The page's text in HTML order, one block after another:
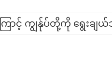
ာင့် ကျွန်ုပ်တို့ကို ရွေးချယ်